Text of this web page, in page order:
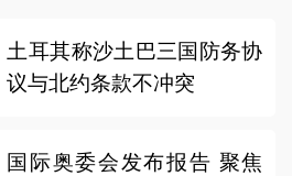
土耳其称沙土巴三国防务协
议与北约条款不冲突
国际奥委会发布报告 聚焦